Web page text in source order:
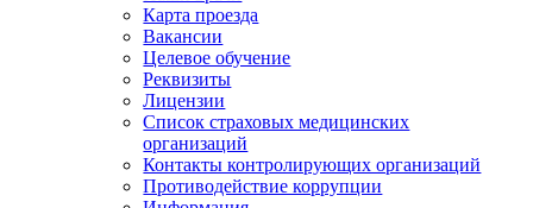
Карта проезда
Вакансии
Целевое обучение
Реквизиты
Лицензии
Список страховых медицинских
организаций
Контакты контролирующих организаций
Противодействие коррупции